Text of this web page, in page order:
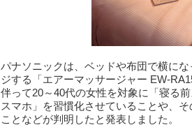
パナソニックは、ベッドや布団で横に
ジする「エアーマッサージャー EW-
伴って20～40代の女性を対象に「寝る
スマホ」を習慣化させていることや、
ことなどが判明したと発表しました。